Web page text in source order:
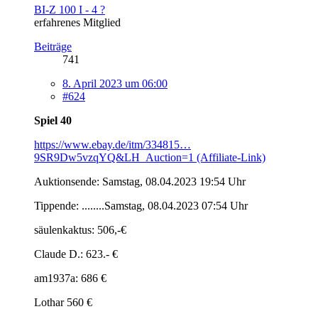
BI-Z 100 I - 4 ?
erfahrenes Mitglied
Beiträge
741
8. April 2023 um 06:00
#624
Spiel 40
https://www.ebay.de/itm/334815…
9SR9Dw5vzqYQ&LH_Auction=1 (Affiliate-Link)
Auktionsende: Samstag, 08.04.2023 19:54 Uhr
Tippende: ........Samstag, 08.04.2023 07:54 Uhr
säulenkaktus: 506,-€
Claude D.: 623.- €
am1937a: 686 €
Lothar 560 €